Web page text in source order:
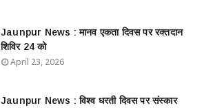
Jaunpur News : ​मानव एकता दिवस पर रक्तदान
शिविर 24 को
April 23, 2026
Jaunpur News : विश्व धरती दिवस पर संस्कार